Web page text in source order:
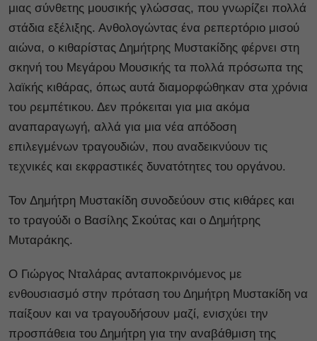
μιας σύνθετης μουσικής γλώσσας, που γνωρίζει πολλά
στάδια εξέλιξης. Ανθολογώντας ένα ρεπερτόριο μισού
αιώνα, ο κιθαρίστας Δημήτρης Μυστακίδης φέρνει στη
σκηνή του Μεγάρου Μουσικής τα πολλά πρόσωπα της
λαϊκής κιθάρας, όπως αυτά διαμορφώθηκαν στα χρόνια
του ρεμπέτικου. Δεν πρόκειται για μια ακόμα
αναπαραγωγή, αλλά για μια νέα απόδοση
επιλεγμένων τραγουδιών, που αναδεικνύουν τις
τεχνικές και εκφραστικές δυνατότητες του οργάνου.
Τον Δημήτρη Μυστακίδη συνοδεύουν στις κιθάρες και
το τραγούδι ο Βασίλης Σκούτας και ο Δημήτρης
Μυταράκης.
Ο Γιώργος Νταλάρας ανταποκρινόμενος με
ενθουσιασμό στην πρόταση του Δημήτρη Μυστακίδη να
παίξουν και να τραγουδήσουν μαζί, ενισχύει την
προσπάθεια του Δημήτρη για την αναβάθμιση της